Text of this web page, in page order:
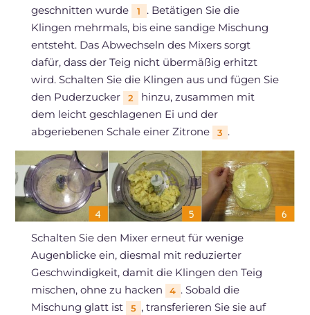
geschnitten wurde
1
. Betätigen Sie die
Klingen mehrmals, bis eine sandige Mischung
entsteht. Das Abwechseln des Mixers sorgt
dafür, dass der Teig nicht übermäßig erhitzt
wird. Schalten Sie die Klingen aus und fügen Sie
den Puderzucker
2
hinzu, zusammen mit
dem leicht geschlagenen Ei und der
abgeriebenen Schale einer Zitrone
3 .
Schalten Sie den Mixer erneut für wenige
Augenblicke ein, diesmal mit reduzierter
Geschwindigkeit, damit die Klingen den Teig
mischen, ohne zu hacken
4 . Sobald die
Mischung glatt ist
5 , transferieren Sie sie auf